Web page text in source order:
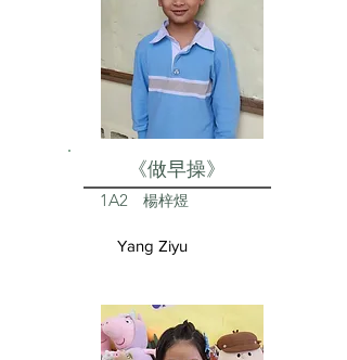
《做早操》
1A2 楊梓煜
Yang Ziyu